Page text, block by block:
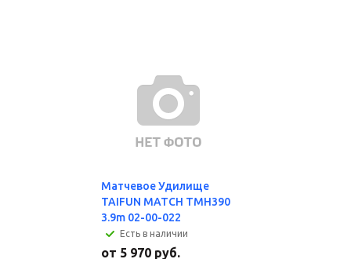
Матчевое Удилище
TAIFUN MATCH TMH390
3.9m 02-00-022
Есть в наличии
от 5 970 руб.